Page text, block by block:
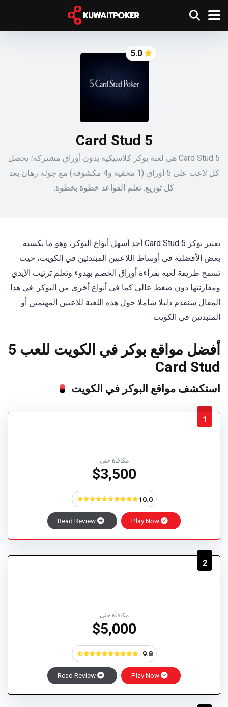
5.0
5 Card Stud
5 Card Stud هي لعبة بوكر كلاسيكية بدون أوراق مشتركة؛ يحصل
كل لاعب على 5 أوراق (1 مخفية و4 مكشوفة) مع جولة رهان بعد
كل توزيع. تعلم القواعد خطوة بخطوة.
يعتبر بوكر 5 Card Stud أحد أسهل أنواع البوكر، وهو ما يكسبه
بعض الأفضلية في أوساط اللاعبين المبتدئين في الكويت، حيث
تسمح طريقة لعبه بقراءة أوراق الخصم بهدوء وتعلم ترتيب الأيدي
ومقارنتها دون ضغط عالي كما في أنواع أخرى من البوكر. في هذا
المقال سنقدم دليلا شاملا حول هذه اللعبة للاعبين المهتمين أو
المتبدئين في الكويت
أفضل مواقع بوكر في الكويت للعب 5
Card Stud
استكشف مواقع البوكر في الكويت
1
مكافأة حتى
$3,500
10.0
2
مكافأة حتى
$5,000
9.8